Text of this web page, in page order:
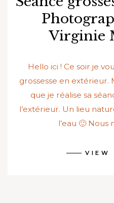
Virginie
Hello ici ! Ce soir je
grossesse en extérieur.
que je réalise sa
l’extérieur. Un lieu
l’eau 🙂 Nous
VIEW